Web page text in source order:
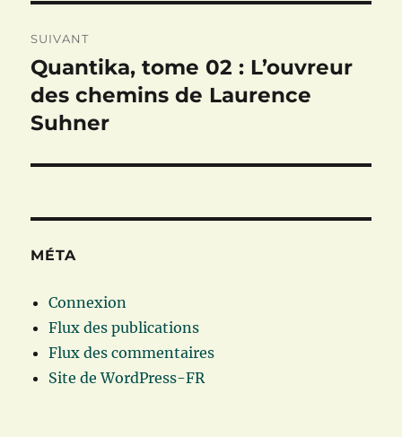
SUIVANT
Publication
suivante :
Quantika, tome 02 : L’ouvreur
des chemins de Laurence
Suhner
MÉTA
Connexion
Flux des publications
Flux des commentaires
Site de WordPress-FR